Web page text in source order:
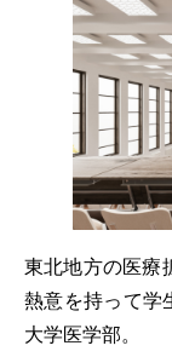
東北地方の医療
熱意を持って学
大学医学部。